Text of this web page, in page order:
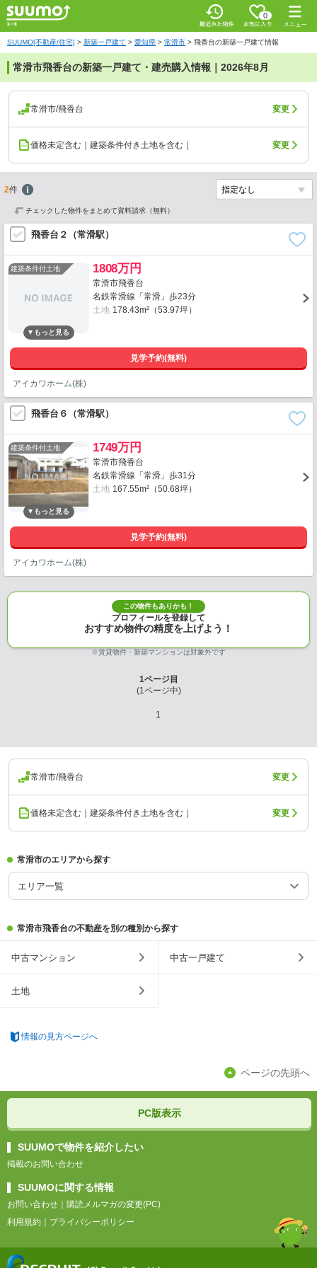
0
SUUMO[不動産/住宅] > 新築一戸建て > 愛知県 > 常滑市 > 飛香台の新築一戸建て情報
常滑市飛香台の新築一戸建て・建売購入情報｜2026年8月
常滑市/飛香台 変更
価格未定含む｜建築条件付き土地を含む｜ 変更
2件
チェックした物件をまとめて資料請求（無料）
飛香台２（常滑駅）
建築条件付土地 1808万円
常滑市飛香台
名鉄常滑線「常滑」歩23分
土地 178.43m²（53.97坪）
見学予約(無料)
アイカワホーム(株)
飛香台６（常滑駅）
建築条件付土地 1749万円
常滑市飛香台
名鉄常滑線「常滑」歩31分
土地 167.55m²（50.68坪）
見学予約(無料)
アイカワホーム(株)
この物件もありかも！
プロフィールを登録して
おすすめ物件の精度を上げよう！
※賃貸物件・新築マンションは対象外です
1ページ目
(1ページ中)
1
常滑市/飛香台 変更
価格未定含む｜建築条件付き土地を含む｜ 変更
常滑市のエリアから探す
エリア一覧
常滑市飛香台の不動産を別の種別から探す
中古マンション 中古一戸建て
土地
情報の見方ページへ
ページの先頭へ
PC版表示
SUUMOで物件を紹介したい
掲載のお問い合わせ
SUUMOに関する情報
お問い合わせ
購読メルマガの変更(PC)
利用規約
プライバシーポリシー